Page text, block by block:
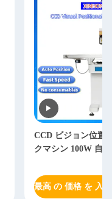
CCD ビジョン位置
クマシン 100W 自
最高 の 価格 を 入